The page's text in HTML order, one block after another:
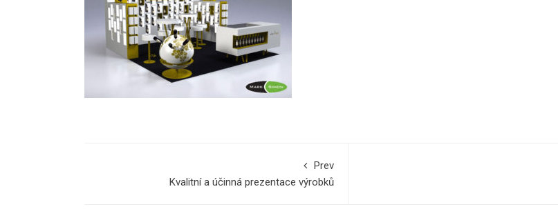
Prev
Kvalitní a účinná prezentace výrobků